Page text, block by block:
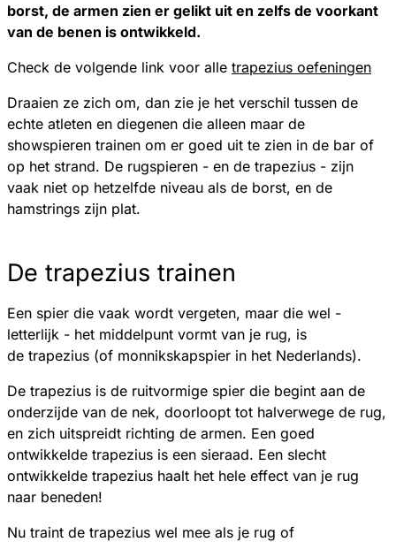
borst, de armen zien er gelikt uit en zelfs de voorkant
van de benen is ontwikkeld.
Check de volgende link voor alle trapezius oefeningen
Draaien ze zich om, dan zie je het verschil tussen de
echte atleten en diegenen die alleen maar de
showspieren trainen om er goed uit te zien in de bar of
op het strand. De rugspieren - en de trapezius - zijn
vaak niet op hetzelfde niveau als de borst, en de
hamstrings zijn plat.
De trapezius trainen
Een spier die vaak wordt vergeten, maar die wel -
letterlijk - het middelpunt vormt van je rug, is
de trapezius (of monnikskapspier in het Nederlands).
De trapezius is de ruitvormige spier die begint aan de
onderzijde van de nek, doorloopt tot halverwege de rug,
en zich uitspreidt richting de armen. Een goed
ontwikkelde trapezius is een sieraad. Een slecht
ontwikkelde trapezius haalt het hele effect van je rug
naar beneden!
Nu traint de trapezius wel mee als je rug of